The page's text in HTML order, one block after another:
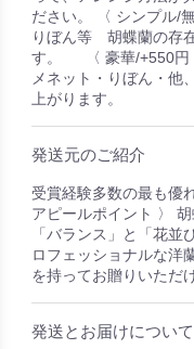
ださい。 〈 シンプル/
りぼん等 胡蝶蘭の存
す。 〈 豪華/+550円
メネット・りぼん・他
上がります。
発送元のご紹介
受賞経験多数の最も優
アピールポイント 〉
「バランス」と「花
ロフェッショナルな洋
を持ってお贈りいただ
発送とお届けについて